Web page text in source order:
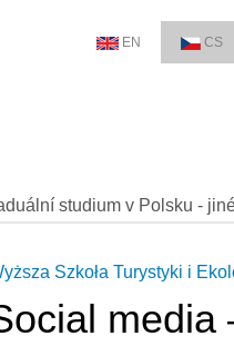
EN CS
studium v Polsku -
Szkoła Turystyki i
media